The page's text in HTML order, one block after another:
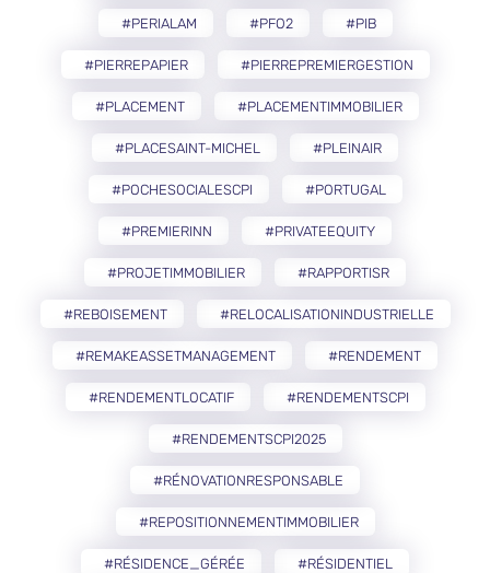
#PERIALAM #PFO2 #PIB
#PIERREPAPIER #PIERREPREMIERGESTION
#PLACEMENT #PLACEMENTIMMOBILIER
#PLACESAINT-MICHEL #PLEINAIR
#POCHESOCIALESCPI #PORTUGAL
#PREMIERINN #PRIVATEEQUITY
#PROJETIMMOBILIER #RAPPORTISR
#REBOISEMENT #RELOCALISATIONINDUSTRIELLE
#REMAKEASSETMANAGEMENT #RENDEMENT
#RENDEMENTLOCATIF #RENDEMENTSCPI
#RENDEMENTSCPI2025
#RÉNOVATIONRESPONSABLE
#REPOSITIONNEMENTIMMOBILIER
#RÉSIDENCE_GÉRÉE #RÉSIDENTIEL